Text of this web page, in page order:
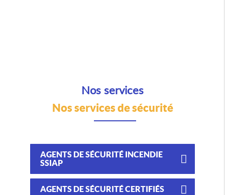
Nos services
Nos services de sécurité
AGENTS DE SÉCURITÉ INCENDIE
SSIAP
AGENTS DE SÉCURITÉ CERTIFIÉS